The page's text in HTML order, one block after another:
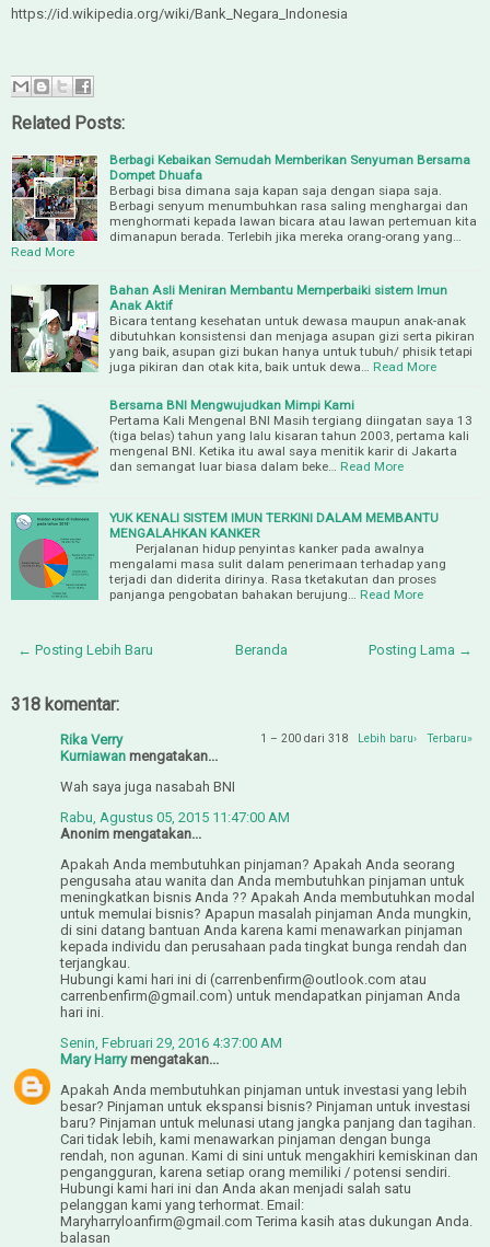
https://id.wikipedia.org/wiki/Bank_Negara_Indonesia
Related Posts:
Berbagi Kebaikan Semudah Memberikan Senyuman Bersama
Dompet Dhuafa
Berbagi bisa dimana saja kapan saja dengan siapa saja.
Berbagi senyum menumbuhkan rasa saling menghargai dan
menghormati kepada lawan bicara atau lawan pertemuan kita
dimanapun berada. Terlebih jika mereka orang-orang yang…
Read More
Bahan Asli Meniran Membantu Memperbaiki sistem Imun
Anak Aktif
Bicara tentang kesehatan untuk dewasa maupun anak-anak
dibutuhkan konsistensi dan menjaga asupan gizi serta pikiran
yang baik, asupan gizi bukan hanya untuk tubuh/ phisik tetapi
juga pikiran dan otak kita, baik untuk dewa… Read More
Bersama BNI Mengwujudkan Mimpi Kami
Pertama Kali Mengenal BNI Masih tergiang diingatan saya 13
(tiga belas) tahun yang lalu kisaran tahun 2003, pertama kali
mengenal BNI. Ketika itu awal saya menitik karir di Jakarta
dan semangat luar biasa dalam beke… Read More
YUK KENALI SISTEM IMUN TERKINI DALAM MEMBANTU
MENGALAHKAN KANKER
Perjalanan hidup penyintas kanker pada awalnya
mengalami masa sulit dalam penerimaan terhadap yang
terjadi dan diderita dirinya. Rasa tketakutan dan proses
panjanga pengobatan bahakan berujung… Read More
← Posting Lebih Baru Posting Lama →
Beranda
318 komentar:
1 – 200 dari 318 Lebih baru› Terbaru»
Rika Verry
Kurniawan mengatakan...
Wah saya juga nasabah BNI
Rabu, Agustus 05, 2015 11:47:00 AM
Anonim mengatakan...
Apakah Anda membutuhkan pinjaman? Apakah Anda seorang
pengusaha atau wanita dan Anda membutuhkan pinjaman untuk
meningkatkan bisnis Anda ?? Apakah Anda membutuhkan modal
untuk memulai bisnis? Apapun masalah pinjaman Anda mungkin,
di sini datang bantuan Anda karena kami menawarkan pinjaman
kepada individu dan perusahaan pada tingkat bunga rendah dan
terjangkau.
Hubungi kami hari ini di (carrenbenfirm@outlook.com atau
carrenbenfirm@gmail.com) untuk mendapatkan pinjaman Anda
hari ini.
Senin, Februari 29, 2016 4:37:00 AM
Mary Harrymengatakan...
Apakah Anda membutuhkan pinjaman untuk investasi yang lebih
besar? Pinjaman untuk ekspansi bisnis? Pinjaman untuk investasi
baru? Pinjaman untuk melunasi utang jangka panjang dan tagihan.
Cari tidak lebih, kami menawarkan pinjaman dengan bunga
rendah, non agunan. Kami di sini untuk mengakhiri kemiskinan dan
pengangguran, karena setiap orang memiliki / potensi sendiri.
Hubungi kami hari ini dan Anda akan menjadi salah satu
pelanggan kami yang terhormat. Email:
Maryharryloanfirm@gmail.com Terima kasih atas dukungan Anda.
balasan